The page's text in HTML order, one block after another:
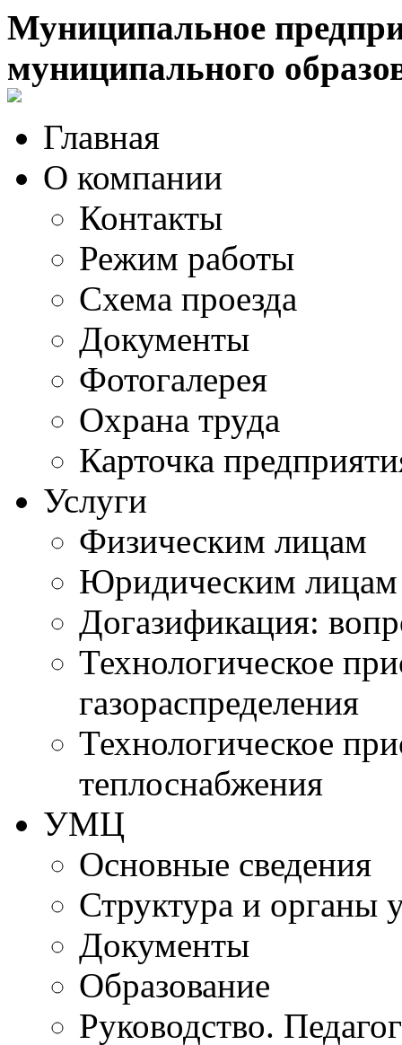
Муниципальное
муниципального
Главная
О компании
Контакты
Режим работы
Схема проезда
Документы
Фотогалерея
Охрана труда
Карточка
Услуги
Физическим лицам
Юридическим лицам
Догазификация:
Технологическое
газораспределения
Технологическое
теплоснабжения
УМЦ
Основные сведения
Структура и органы
Документы
Образование
Руководство.